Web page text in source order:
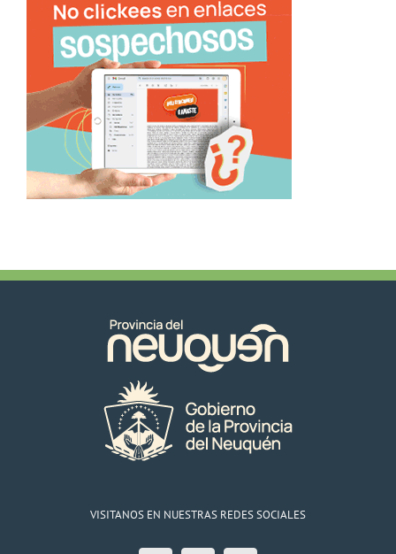
VISITANOS EN NUESTRAS REDES SOCIALES